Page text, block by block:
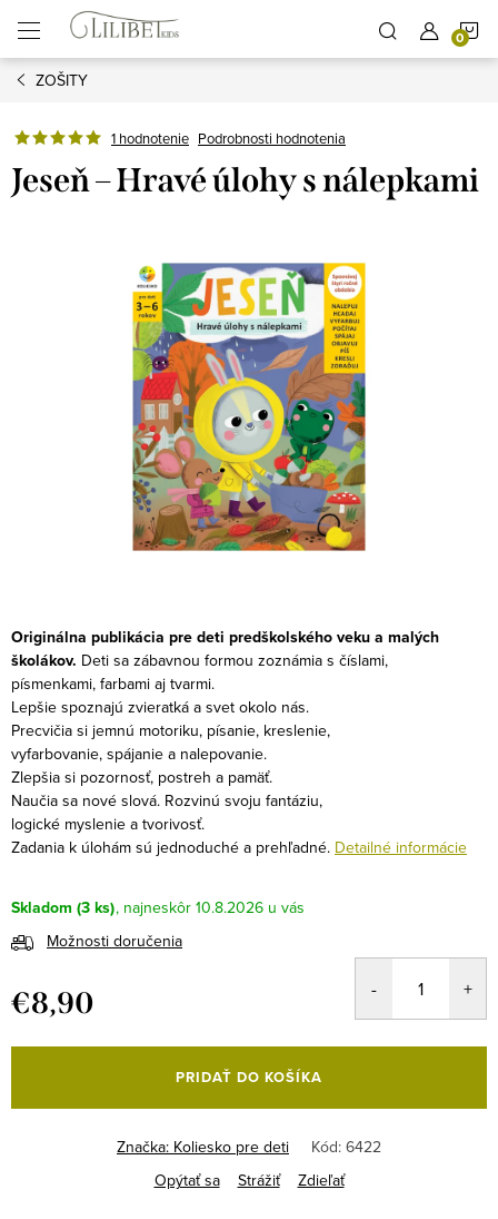
obsah
ZOŠITY
1 hodnotenie Podrobnosti hodnotenia
Jeseň – Hravé úlohy s nálepkami
Originálna publikácia pre deti predškolského veku a malých
školákov. Deti sa zábavnou formou zoznámia s číslami,
písmenkami, farbami aj tvarmi.
Lepšie spoznajú zvieratká a svet okolo nás.
Precvičia si jemnú motoriku, písanie, kreslenie,
vyfarbovanie, spájanie a nalepovanie.
Zlepšia si pozornosť, postreh a pamäť.
Naučia sa nové slová. Rozvinú svoju fantáziu,
logické myslenie a tvorivosť.
Zadania k úlohám sú jednoduché a prehľadné. Detailné informácie
Skladom (3 ks)
10.8.2026
Možnosti doručenia
€8,90
cena:
PRIDAŤ DO KOŠÍKA
Značka: Koliesko pre deti Kód: 6422
Opýtať sa
Strážiť Zdieľať